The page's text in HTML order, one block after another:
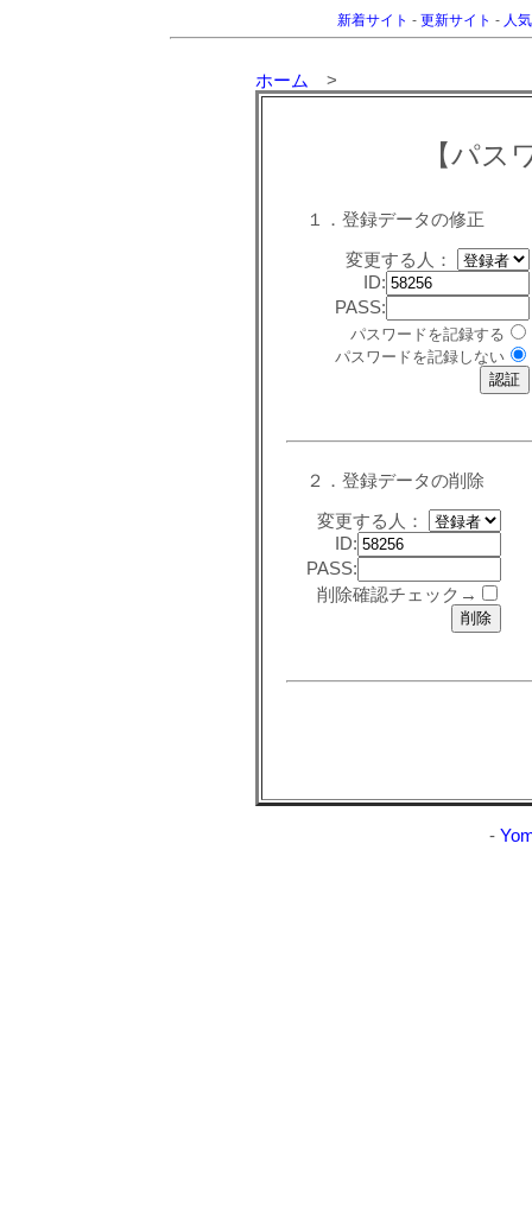
新着サイト - 更新サイト - 人
ホーム >
【パス
１．登録データの修正
変更する人：
ID:
PASS:
パスワードを記録する
パスワードを記録しない
２．登録データの削除
変更する人：
ID:
PASS:
削除確認チェック→
-